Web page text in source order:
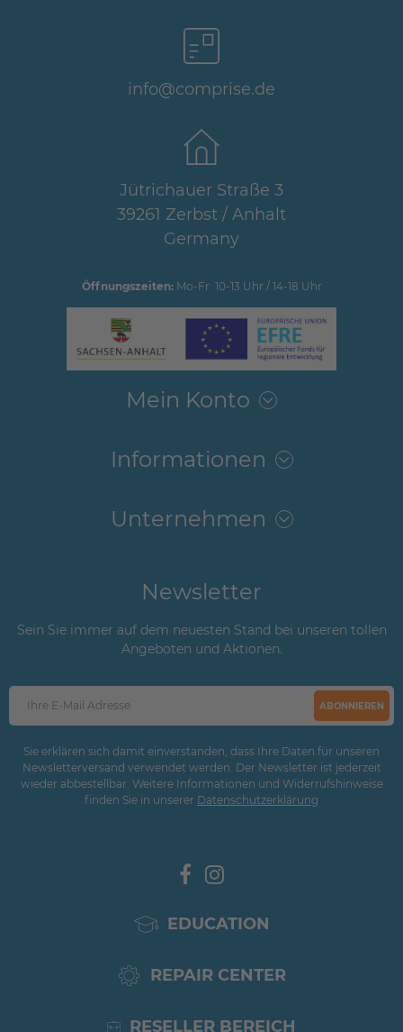
info@comprise.de
Jütrichauer Straße 3
39261 Zerbst / Anhalt
Germany
Öffnungszeiten:Mo-Fr: 10-13 Uhr / 14-18 Uhr
Mein Konto
Informationen
Unternehmen
Newsletter
Sein Sie immer auf dem neuesten Stand bei unseren tollen
Angeboten und Aktionen.
ABONNIEREN
Sie erklären sich damit einverstanden, dass Ihre Daten für unseren
Newsletterversand verwendet werden. Der Newsletter ist jederzeit
wieder abbestellbar. Weitere Informationen und Widerrufshinweise
finden Sie in unserer Daten­schutz­erklärung
EDUCATION
REPAIR CENTER
RESELLER BEREICH